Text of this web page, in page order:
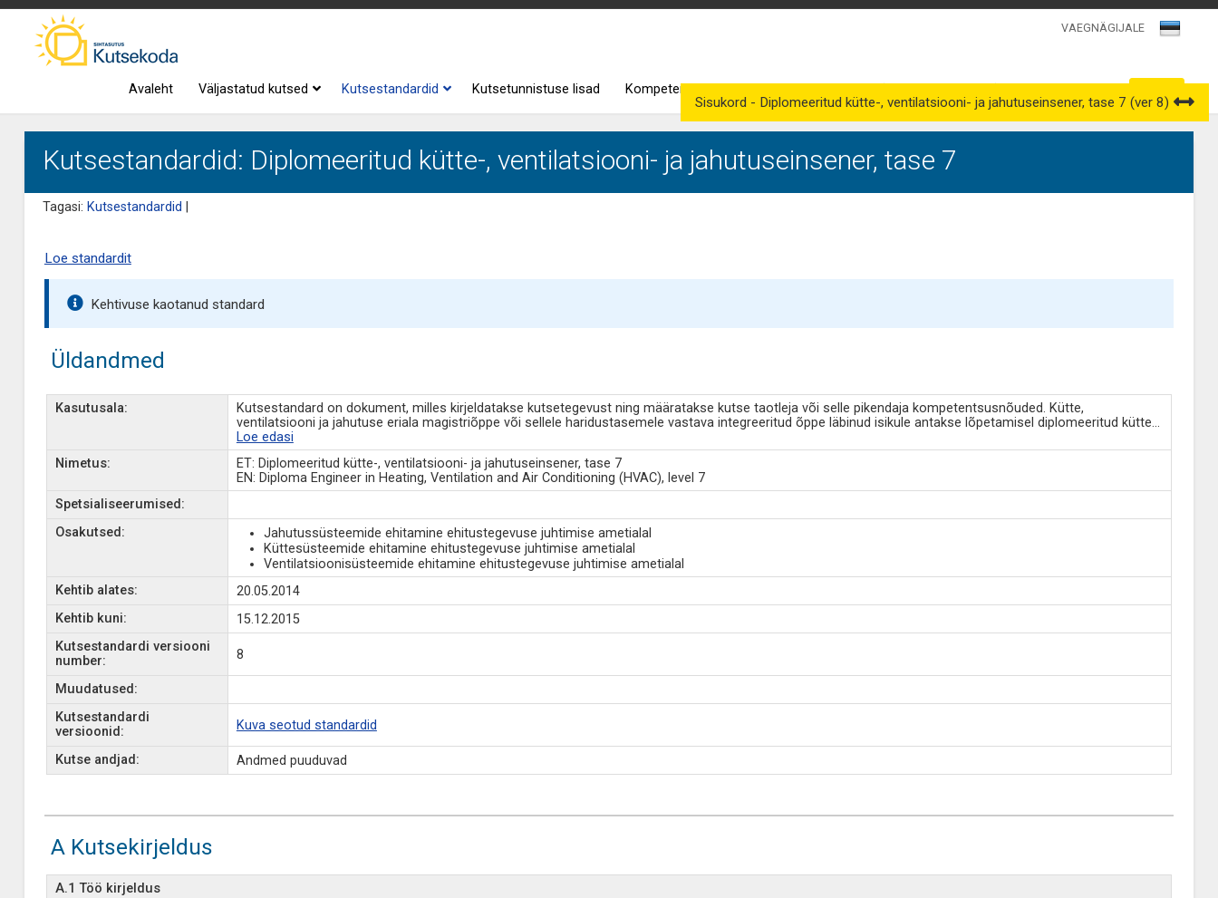
VAEGNÄGIJALE
Avaleht Väljastatud kutsed Kutsestandardid Kutsetunnistuse lisad Kompetentsid
Kutsestandardid: Diplomeeritud kütte-, ventilatsiooni- ja jahutuseinsener, tase 7
Tagasi: Kutsestandardid
Sisukord - Diplomeeritud kütte-, ventilatsiooni- ja jahutuseinsener, tase 7 (ver 8)
Loe standardit
Kehtivuse kaotanud standard
Üldandmed
Kasutusala:
Kutsestandard on dokument, milles kirjeldatakse kutsetegevust ning määratakse kutse taotleja või selle pikendaja kompetentsusnõuded. Kütte,
ventilatsiooni ja jahutuse eriala magistriõppe või sellele haridustasemele vastava integreeritud õppe läbinud isikule antakse lõpetamisel diplomeeritud kütte...
Loe edasi
Nimetus:
ET: Diplomeeritud kütte-, ventilatsiooni- ja jahutuseinsener, tase 7
EN: Diploma Engineer in Heating, Ventilation and Air Conditioning (HVAC), level 7
Spetsialiseerumised:
Osakutsed:
Jahutussüsteemide ehitamine ehitustegevuse juhtimise ametialal
Küttesüsteemide ehitamine ehitustegevuse juhtimise ametialal
Ventilatsioonisüsteemide ehitamine ehitustegevuse juhtimise ametialal
Kehtib alates:
20.05.2014
Kehtib kuni:
15.12.2015
Kutsestandardi versiooni
number:
8
Muudatused:
Kutsestandardi
versioonid:
Kuva seotud standardid
Kutse andjad: Andmed puuduvad
A Kutsekirjeldus
A.1 Töö kirjeldus